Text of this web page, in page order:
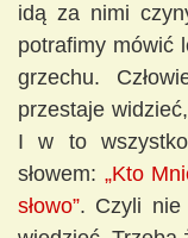
idą za nimi
potrafimy mówić
grzechu.
przestaje
I w to
słowem: „Kto
słowo”. Czyli nie